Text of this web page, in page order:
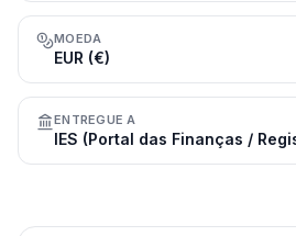
MOEDA
EUR (€)
ENTREGUE A
IES (Portal das Finanças /